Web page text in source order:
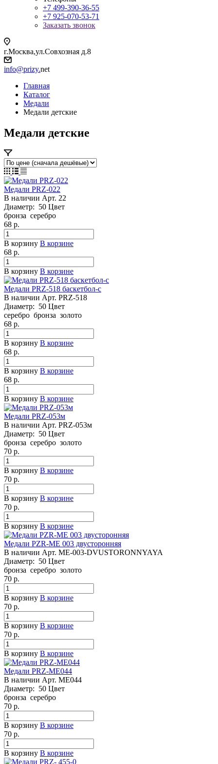
+7 499-390-36-55
+7 925-070-53-71
Заказать звонок
г.Москва,ул.Совхозная д.8
info@prizy.net
Главная
Каталог
Медали
Медали детские
Медали детские
Медали PRZ-022
В наличии Арт. 22
Диаметр: 50 Цвет
бронза серебро
68 р.
В корзину В корзине
68 р.
В корзину В корзине
Медали PRZ-518 баскетбол-с
В наличии Арт. PRZ-518
Диаметр: 50 Цвет
серебро бронза золото
68 р.
В корзину В корзине
68 р.
В корзину В корзине
68 р.
В корзину В корзине
Медали PRZ-053м
В наличии Арт. PRZ-053м
Диаметр: 50 Цвет
бронза серебро золото
70 р.
В корзину В корзине
70 р.
В корзину В корзине
70 р.
В корзину В корзине
Медали PZR-МЕ 003 двусторонняя
В наличии Арт. ME-003-DVUSTORONNYAYA
Диаметр: 50 Цвет
бронза серебро золото
70 р.
В корзину В корзине
70 р.
В корзину В корзине
70 р.
В корзину В корзине
Медали PRZ-ME044
В наличии Арт. ME044
Диаметр: 50 Цвет
бронза серебро
70 р.
В корзину В корзине
70 р.
В корзину В корзине